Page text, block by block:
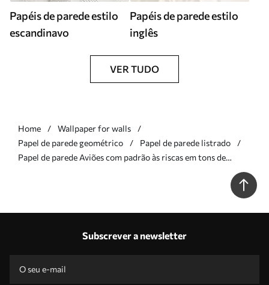
Papéis de parede estilo
escandinavo
Papéis de parede estilo
inglês
VER TUDO
Home
Wallpaper for walls
Papel de parede geométrico
Papel de parede listrado
Papel de parede Aviões com padrão às riscas em tons de
Subscrever a newsletter